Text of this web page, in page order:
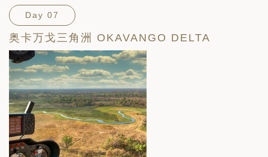
Day 07
奥卡万戈三角洲 OKAVANGO DELTA